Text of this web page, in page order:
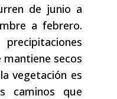
de junio a
a febrero.
mantiene secos
vegetación es
caminos que